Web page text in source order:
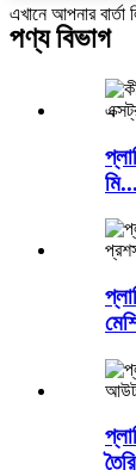
এখানে আপনার বার্তা
পণ্য বিভাগ
মি...